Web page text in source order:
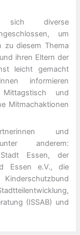
diverse
um
zu diesem Thema
ihren Eltern der
leicht gemacht
informieren
und
Mitmachaktionen
und
anderem:
Essen, der
Essen e.V., die
(ISSAB) und